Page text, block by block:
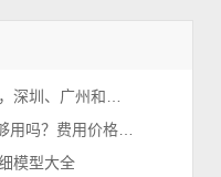
模型大全